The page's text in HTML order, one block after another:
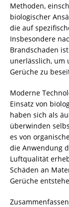
Methoden,
biologischer
die auf
Insbesondere
Brandschaden
unerlässlich, um
Gerüche zu
Moderne
Einsatz von
haben sich als
überwinden
es von
die Anwendung
Luftqualität
Schäden an
Gerüche